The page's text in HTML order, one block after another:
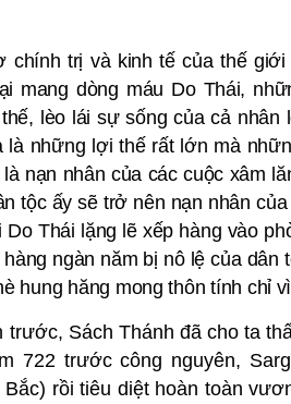
chính trị và kinh tế của thế
mang dòng máu Do Thái,
lèo lái sự sống của cả
là những lợi thế rất lớn mà
nạn nhân của các cuộc xâm
tộc ấy sẽ trở nên nạn nhân
Thái lặng lẽ xếp hàng vào
ngàn năm bị nô lệ của
hung hăng mong thôn tính chỉ
trước, Sách Thánh đã cho ta
722 trước công nguyên,
rồi tiêu diệt hoàn toàn